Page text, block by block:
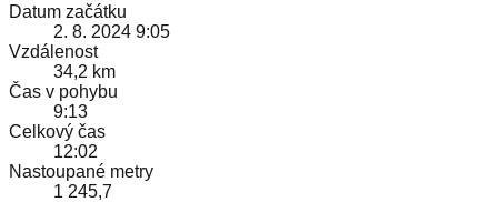
Datum začátku
2. 8. 2024 9:05
Vzdálenost
34,2 km
Čas v pohybu
9:13
Celkový čas
12:02
Nastoupané metry
1 245,7